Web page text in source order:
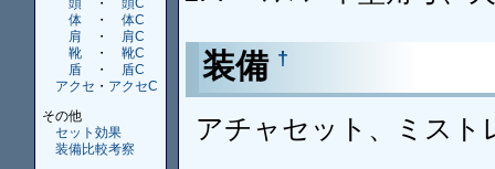
頭
・
頭C
体
・
体C
肩
・
肩C
靴
・
靴C
盾
・
盾C
アクセ ・ アクセC
その他
セット効果
装備比較考察
装備 †
アチャセット、ミスト